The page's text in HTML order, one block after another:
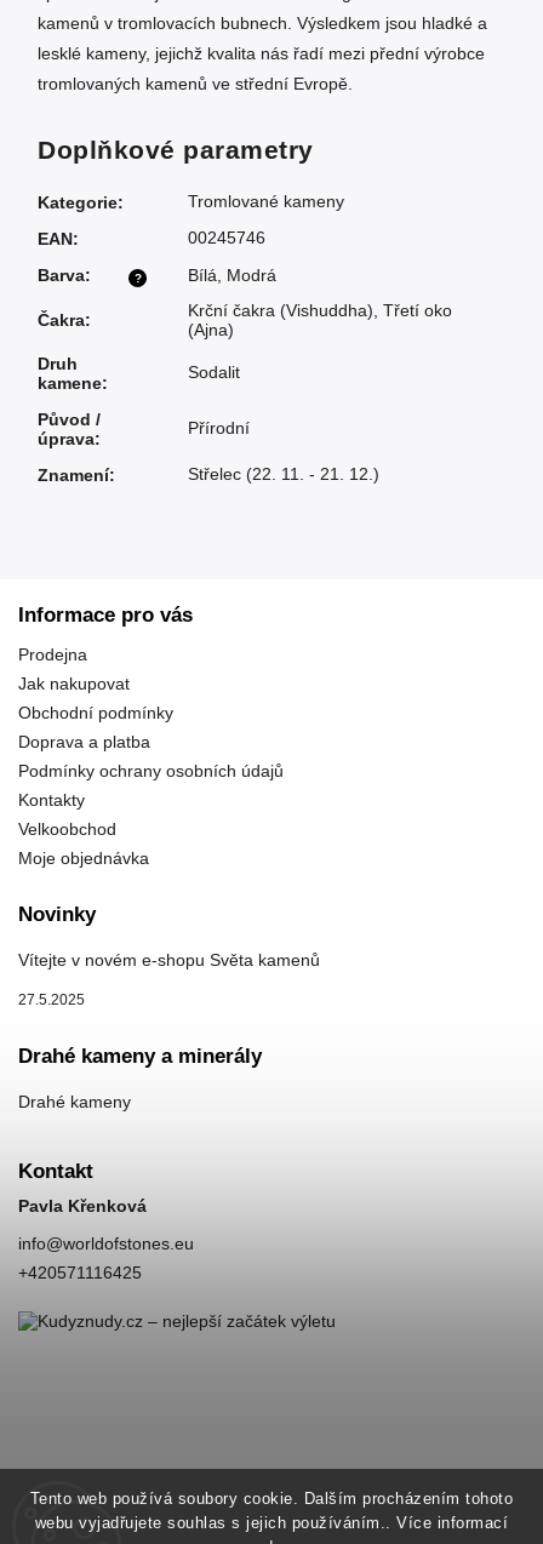
Tento web používá soubory cookie. Dalším procházením tohoto
webu vyjadřujete souhlas s jejich používáním.. Více informací
kamenů v tromlovacích bubnech. Výsledkem jsou hladké a
lesklé kameny, jejichž kvalita nás řadí mezi přední výrobce
tromlovaných kamenů ve střední Evropě.
Doplňkové parametry
Kategorie:
Tromlované kameny
EAN: 00245746
?
Barva: Bílá Modrá
Čakra: Krční čakra (Vishuddha) Třetí oko
(Ajna)
Druh
kamene:
Sodalit
Původ /
úprava:
Přírodní
Znamení: Střelec (22. 11. - 21. 12.)
Informace pro vás
Prodejna
Jak nakupovat
Obchodní podmínky
Doprava a platba
Podmínky ochrany osobních údajů
Kontakty
Velkoobchod
Moje objednávka
Novinky
Vítejte v novém e-shopu Světa kamenů
27.5.2025
Drahé kameny a minerály
Drahé kameny
Kontakt
Pavla Křenková
info@worldofstones.eu
+420571116425